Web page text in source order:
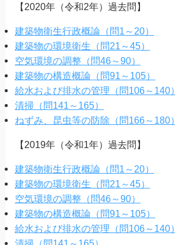
【2020年（令和2年）過去問】
建築物衛生行政概論（問1～20）
建築物の環境衛生（問21～45）
空気環境の調整（問46～90）
建築物の構造概論（問91～105）
給水および排水の管理（問106～140）
清掃（問141～165）
ねずみ、昆虫等の防除（問166～180）
【2019年（令和1年）過去問】
建築物衛生行政概論（問1～20）
建築物の環境衛生（問21～45）
空気環境の調整（問46～90）
建築物の構造概論（問91～105）
給水および排水の管理（問106～140）